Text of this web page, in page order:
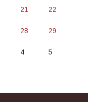
21 22
28 29
4 5